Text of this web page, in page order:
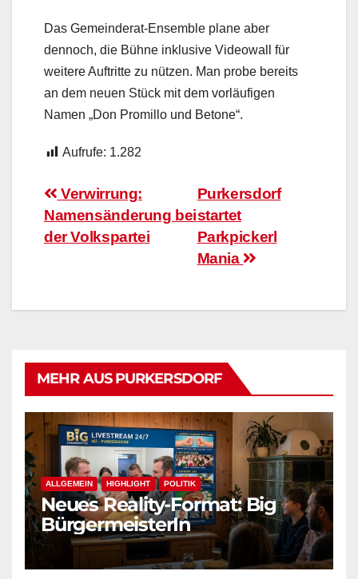
Das Gemeinderat-Ensemble plane aber
dennoch, die Bühne inklusive Videowall für
weitere Auftritte zu nützen. Man probe bereits
an dem neuen Stück mit dem vorläufigen
Namen „Don Promillo und Betone“.
Aufrufe: 1.282
Beitragsnavigation
Purkersdorf
startet
Parkpickerl
Mania
Verwirrung:
Namensänderung bei
der Volkspartei
MEHR AUS PURKERSDORF
ALLGEMEIN HIGHLIGHT POLITIK
Neues Reality-Format: Big
BürgermeisterIn